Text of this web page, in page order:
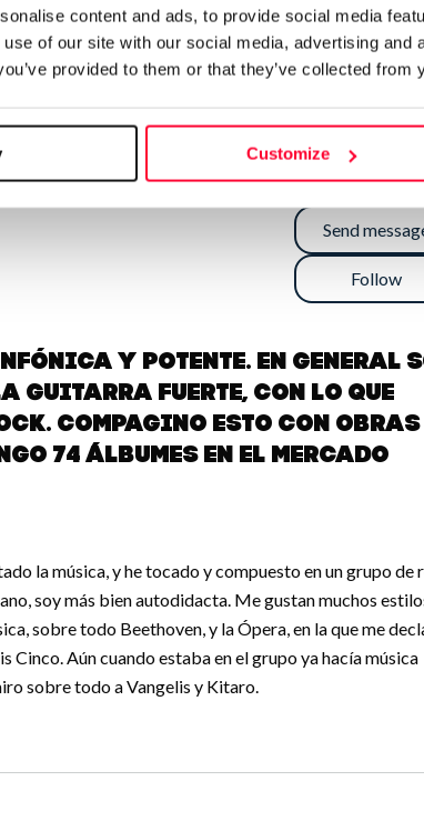
content and ads, to provide social media
of our site with our social media, advertising
provided to them or that they’ve collected
Customize
Send
Follow
y potente. En general
guitarra fuerte, con lo que
Compagino esto con obras
74 álbumes en el mercado
la música, y he tocado y compuesto en un grupo de
soy más bien autodidacta. Me gustan muchos
sobre todo Beethoven, y la Ópera, en la que me
Aún cuando estaba en el grupo ya hacía música
sobre todo a Vangelis y Kitaro.